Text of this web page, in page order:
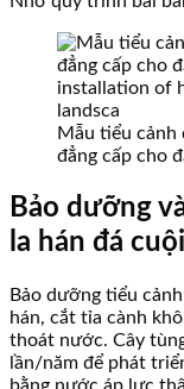
Mẫu tiểu cảnh
đẳng cấp cho
Bảo dưỡng
la hán đá
Bảo dưỡng tiểu
hán, cắt tỉa cành
thoát nước. Cây
lần/năm để phát
bằng nước áp lực